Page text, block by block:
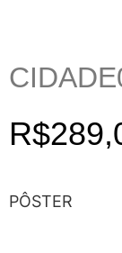
R$
PÔSTER